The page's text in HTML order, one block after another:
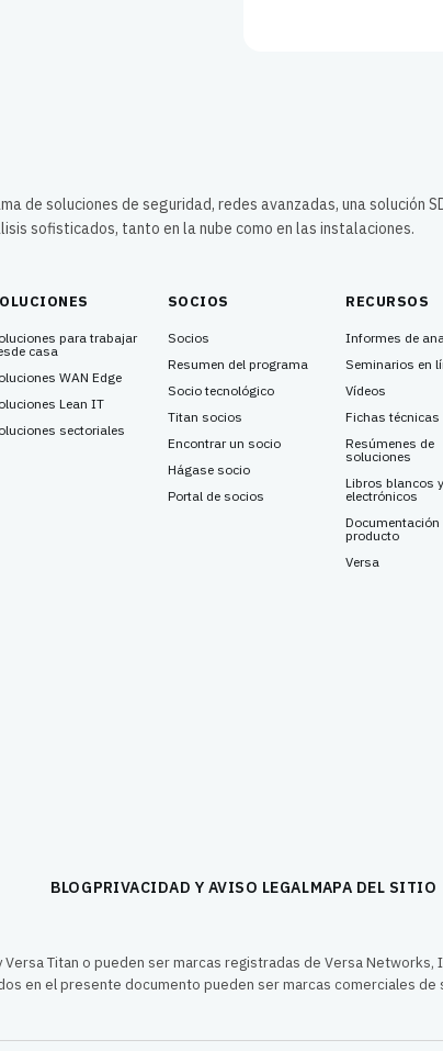
de soluciones de seguridad, redes avanzadas, una solución
sofisticados, tanto en la nube como en las instalaciones.
para trabajar
casa
WAN Edge
Lean IT
sectoriales
SOCIOS
Socios
Resumen del programa
Socio tecnológico
Titan socios
Encontrar un socio
Hágase socio
Portal de socios
RECURSOS
Informes de
Seminarios en
Vídeos
Fichas técnicas
Resúmenes de
soluciones
Libros blancos y
electrónicos
Documentación
producto
Versa
BLOGPRIVACIDAD Y AVISO LEGALMAPA DEL SITIO
Versa Titan o pueden ser marcas registradas de Versa Networks,
en el presente documento pueden ser marcas comerciales de